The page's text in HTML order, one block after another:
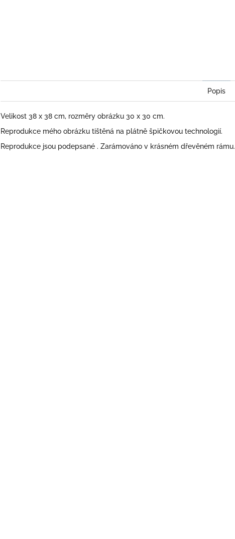
Popis
Velikost 38 x 38 cm, rozměry obrázku 30 x 30 cm.
Reprodukce mého obrázku tištěná na plátně špičkovou technologií.
Reprodukce jsou podepsané . Zarámováno v krásném dřevěném rámu.